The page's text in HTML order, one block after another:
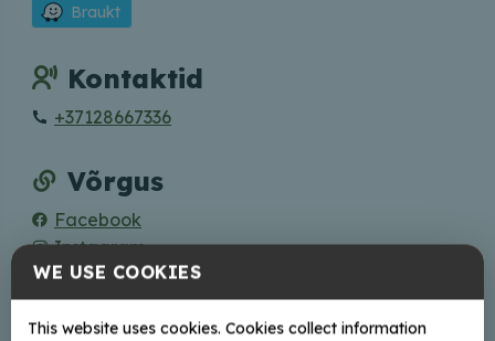
Braukt
Kontaktid
+37128667336
Võrgus
Facebook
Instagram
WE USE COOKIES
This website uses cookies. Cookies collect information